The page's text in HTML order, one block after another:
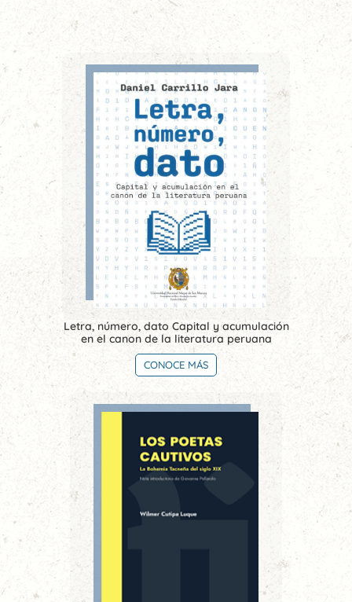
Letra, número, dato Capital y acumulación
en el canon de la literatura peruana
CONOCE MÁS